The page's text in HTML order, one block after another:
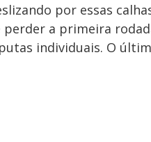
por essas
a primeira
individuais. O